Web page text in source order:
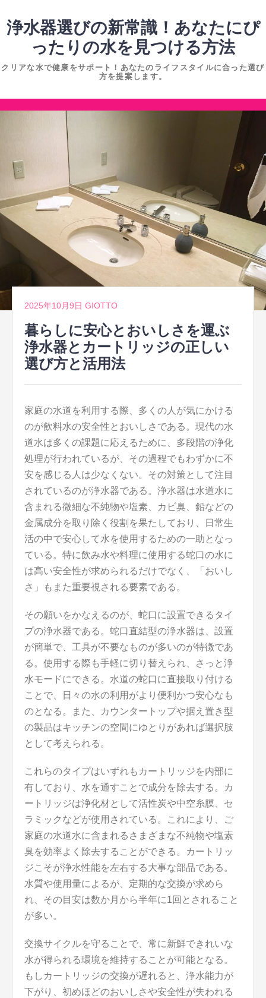
ン
ツ
浄水器選びの新常識！あなたにぴ
ったりの水を見つける方法
クリアな水で健康をサポート！あなたのライフスタイルに合った選び
方を提案します。
コ
ン
ツ
ス
キ
ッ
2025年10月9日 GIOTTO
暮らしに安心とおいしさを運ぶ
浄水器とカートリッジの正しい
選び方と活用法
家庭の水道を利用する際、多くの人が気にかける
のが飲料水の安全性とおいしさである。 現代の水
道水は多くの課題に応えるために、多段階の浄化
処理が行われているが、その過程でもわずかに不
安を感じる人は少なくない。その対策として注目
されているのが浄水器である。浄水器は水道水に
含まれる微細な不純物や塩素、カビ臭、鉛などの
金属成分を取り除く役割を果たしており、日常生
活の中で安心して水を使用するための一助となっ
ている。特に飲み水や料理に使用する蛇口の水に
は高い安全性が求められるだけでなく、「おいし
さ」もまた重要視される要素である。
その願いをかなえるのが、蛇口に設置できるタイ
プの浄水器である。蛇口直結型の浄水器は、設置
が簡単で、工具が不要なものが多いのが特徴であ
る。使用する際も手軽に切り替えられ、さっと浄
水モードにできる。水道の蛇口に直接取り付ける
ことで、日々の水の利用がより便利かつ安心なも
のとなる。また、カウンタートップや据え置き型
の製品はキッチンの空間にゆとりがあれば選択肢
として考えられる。
これらのタイプはいずれもカートリッジを内部に
有しており、水を通すことで成分を除去する。カ
ートリッジは浄化材として活性炭や中空糸膜、セ
ラミックなどが使用されている。これにより、ご
家庭の水道水に含まれるさまざまな不純物や塩素
臭を効率よく除去することができる。カートリッ
ジこそが浄水性能を左右する大事な部品である。
水質や使用量によるが、定期的な交換が求めら
れ、その目安は数か月から半年に1回とされること
が多い。
交換サイクルを守ることで、常に新鮮できれいな
水が得られる環境を維持することが可能となる。
もしカートリッジの交換が遅れると、浄水能力が
下がり、初めほどのおいしさや安全性が失われる